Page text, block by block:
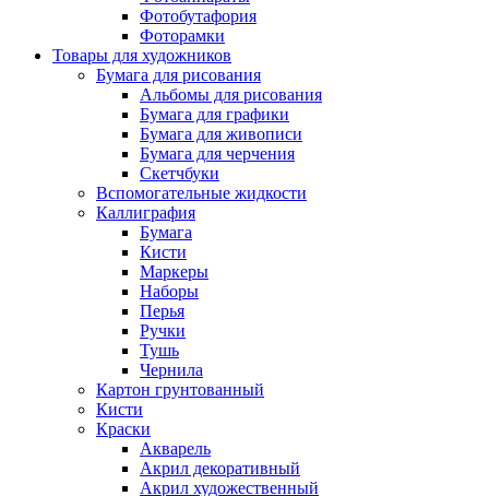
Фотобутафория
Фоторамки
Товары для художников
Бумага для рисования
Альбомы для рисования
Бумага для графики
Бумага для живописи
Бумага для черчения
Скетчбуки
Вспомогательные жидкости
Каллиграфия
Бумага
Кисти
Маркеры
Наборы
Перья
Ручки
Тушь
Чернила
Картон грунтованный
Кисти
Краски
Акварель
Акрил декоративный
Акрил художественный